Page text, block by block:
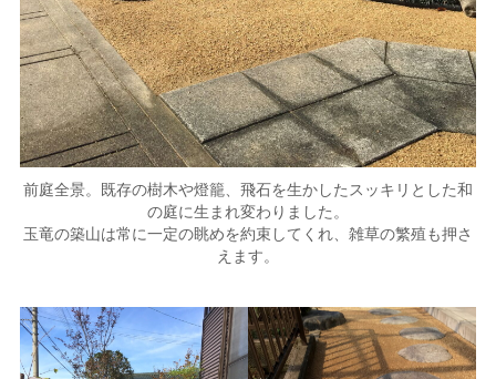
前庭全景。既存の樹木や燈籠、飛石を生かしたスッキリとした和
の庭に生まれ変わりました。
玉竜の築山は常に一定の眺めを約束してくれ、雑草の繁殖も押さ
えます。